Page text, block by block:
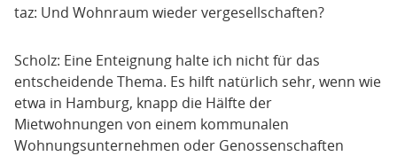
taz: Und Wohnraum wieder vergesellschaften?
Scholz: Eine Enteignung halte ich nicht für das
entscheidende Thema. Es hilft natürlich sehr, wenn wie
etwa in Hamburg, knapp die Hälfte der
Mietwohnungen von einem kommunalen
Wohnungsunternehmen oder Genossenschaften